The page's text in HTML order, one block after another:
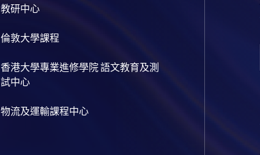
教研中心
倫敦大學課程
香港大學專業進修學院 語文教育及測
試中心
物流及運輸課程中心